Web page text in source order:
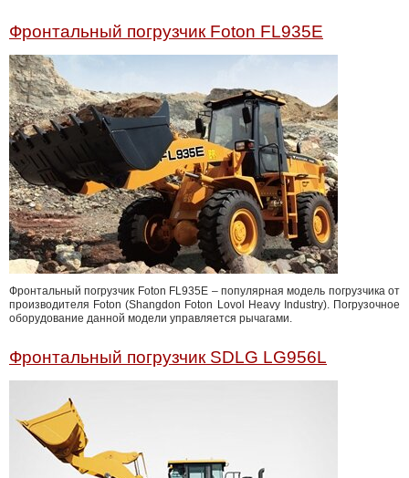
Фронтальный погрузчик Foton FL935E
Фронтальный погрузчик Foton FL935E – популярная модель погрузчика от
производителя Foton (Shangdon Foton Lovol Heavy Industry). Погрузочное
оборудование данной модели управляется рычагами.
Фронтальный погрузчик SDLG LG956L